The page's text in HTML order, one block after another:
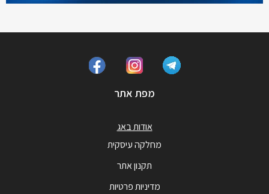
מפת אתר
אודות באג
מחלקה עיסקית
תקנון אתר
מדיניות פרטיות